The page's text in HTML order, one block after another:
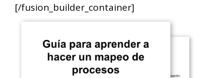
[/fusion_builder_container]